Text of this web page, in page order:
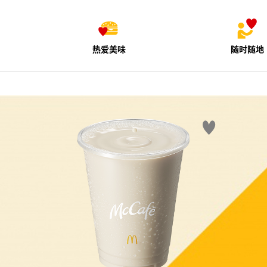
热爱美味 随时随地
